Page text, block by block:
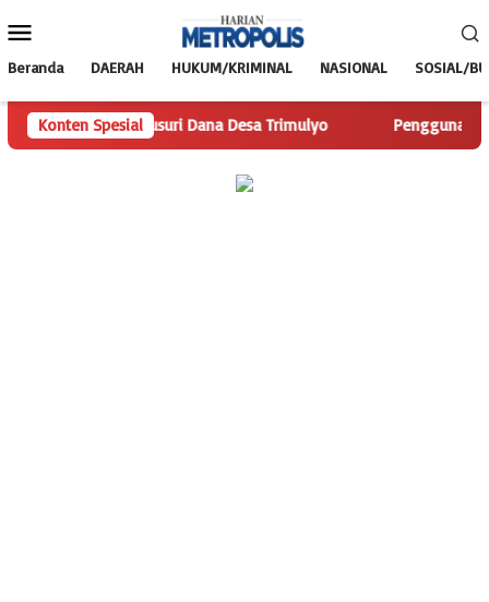
ke
Mobile
Beranda DAERAH HUKUM/KRIMINAL NASIONAL SOSIAL/
Konten Spesial
Telusuri Dana Desa Trimulyo Pengguna Jalan